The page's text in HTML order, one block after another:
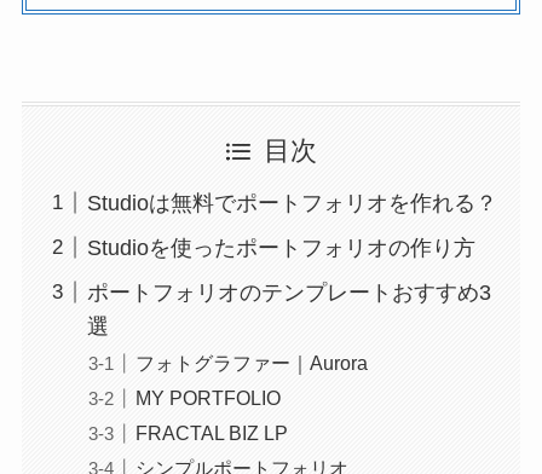
目次
Studioは無料でポートフォリオを作れる？
Studioを使ったポートフォリオの作り方
ポートフォリオのテンプレートおすすめ3
選
フォトグラファー｜Aurora
MY PORTFOLIO
FRACTAL BIZ LP
シンプルポートフォリオ